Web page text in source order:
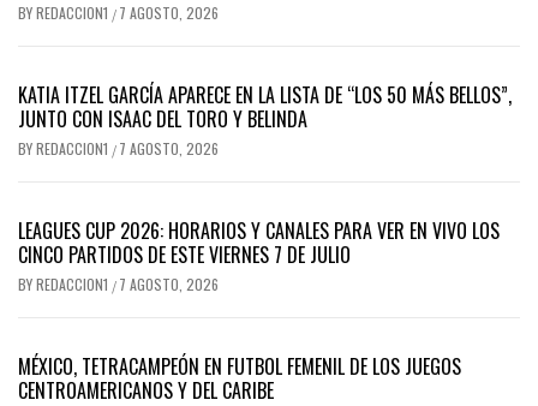
BYREDACCION1 / 7 AGOSTO, 2026
KATIA ITZEL GARCÍA APARECE EN LA LISTA DE “LOS 50 MÁS BELLOS”,
JUNTO CON ISAAC DEL TORO Y BELINDA
BYREDACCION1 / 7 AGOSTO, 2026
LEAGUES CUP 2026: HORARIOS Y CANALES PARA VER EN VIVO LOS
CINCO PARTIDOS DE ESTE VIERNES 7 DE JULIO
BYREDACCION1 / 7 AGOSTO, 2026
MÉXICO, TETRACAMPEÓN EN FUTBOL FEMENIL DE LOS JUEGOS
CENTROAMERICANOS Y DEL CARIBE